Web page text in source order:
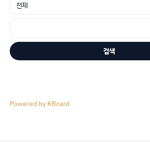
검색
Powered by KBoard